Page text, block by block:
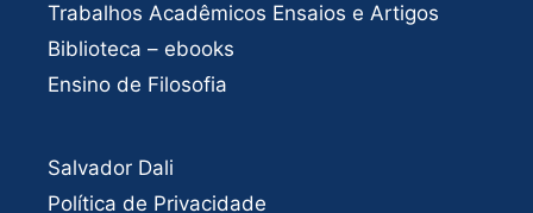
Trabalhos Acadêmicos Ensaios e Artigos
Biblioteca – ebooks
Ensino de Filosofia
Salvador Dali
Política de Privacidade